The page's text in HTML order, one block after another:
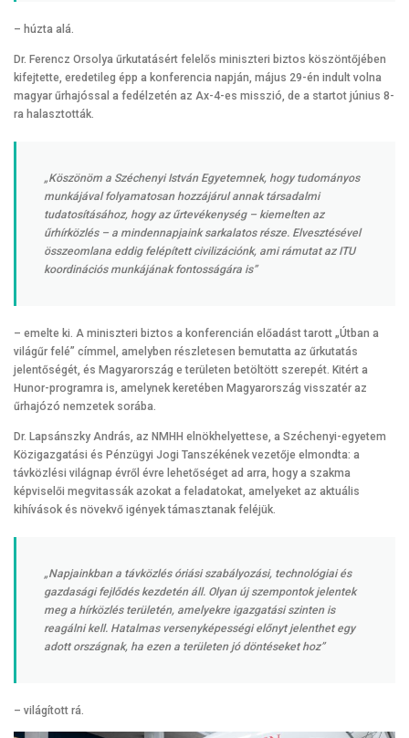
– húzta alá.
Dr. Ferencz Orsolya űrkutatásért felelős miniszteri biztos köszöntőjében
kifejtette, eredetileg épp a konferencia napján, május 29-én indult volna
magyar űrhajóssal a fedélzetén az Ax-4-es misszió, de a startot június 8-
ra halasztották.
„Köszönöm a Széchenyi István Egyetemnek, hogy tudományos
munkájával folyamatosan hozzájárul annak társadalmi
tudatosításához, hogy az űrtevékenység – kiemelten az
űrhírközlés – a mindennapjaink sarkalatos része. Elvesztésével
összeomlana eddig felépített civilizációnk, ami rámutat az ITU
koordinációs munkájának fontosságára is”
– emelte ki. A miniszteri biztos a konferencián előadást tarott „Útban a
világűr felé” címmel, amelyben részletesen bemutatta az űrkutatás
jelentőségét, és Magyarország e területen betöltött szerepét. Kitért a
Hunor-programra is, amelynek keretében Magyarország visszatér az
űrhajózó nemzetek sorába.
Dr. Lapsánszky András, az NMHH elnökhelyettese, a Széchenyi-egyetem
Közigazgatási és Pénzügyi Jogi Tanszékének vezetője elmondta: a
távközlési világnap évről évre lehetőséget ad arra, hogy a szakma
képviselői megvitassák azokat a feladatokat, amelyeket az aktuális
kihívások és növekvő igények támasztanak feléjük.
„Napjainkban a távközlés óriási szabályozási, technológiai és
gazdasági fejlődés kezdetén áll. Olyan új szempontok jelentek
meg a hírközlés területén, amelyekre igazgatási szinten is
reagálni kell. Hatalmas versenyképességi előnyt jelenthet egy
adott országnak, ha ezen a területen jó döntéseket hoz”
– világított rá.